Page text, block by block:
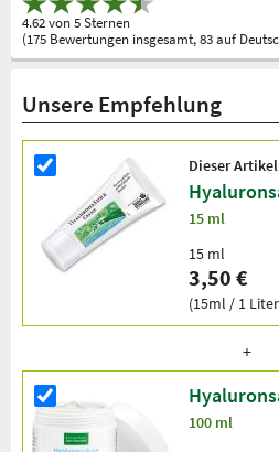
4.62 von 5 Sternen
(175 Bewertungen insgesamt, 83 auf
Unsere Empfehlung
Dieser
15 ml
15 ml
3,50 €
(15ml / 1
100 ml